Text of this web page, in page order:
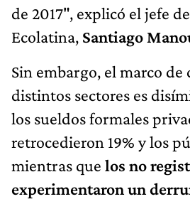
de 2017", explicó el jefe
Ecolatina, Santiago
Sin embargo, el marco de
distintos sectores es
los sueldos formales
retrocedieron 19% y los
mientras que los no
experimentaron un